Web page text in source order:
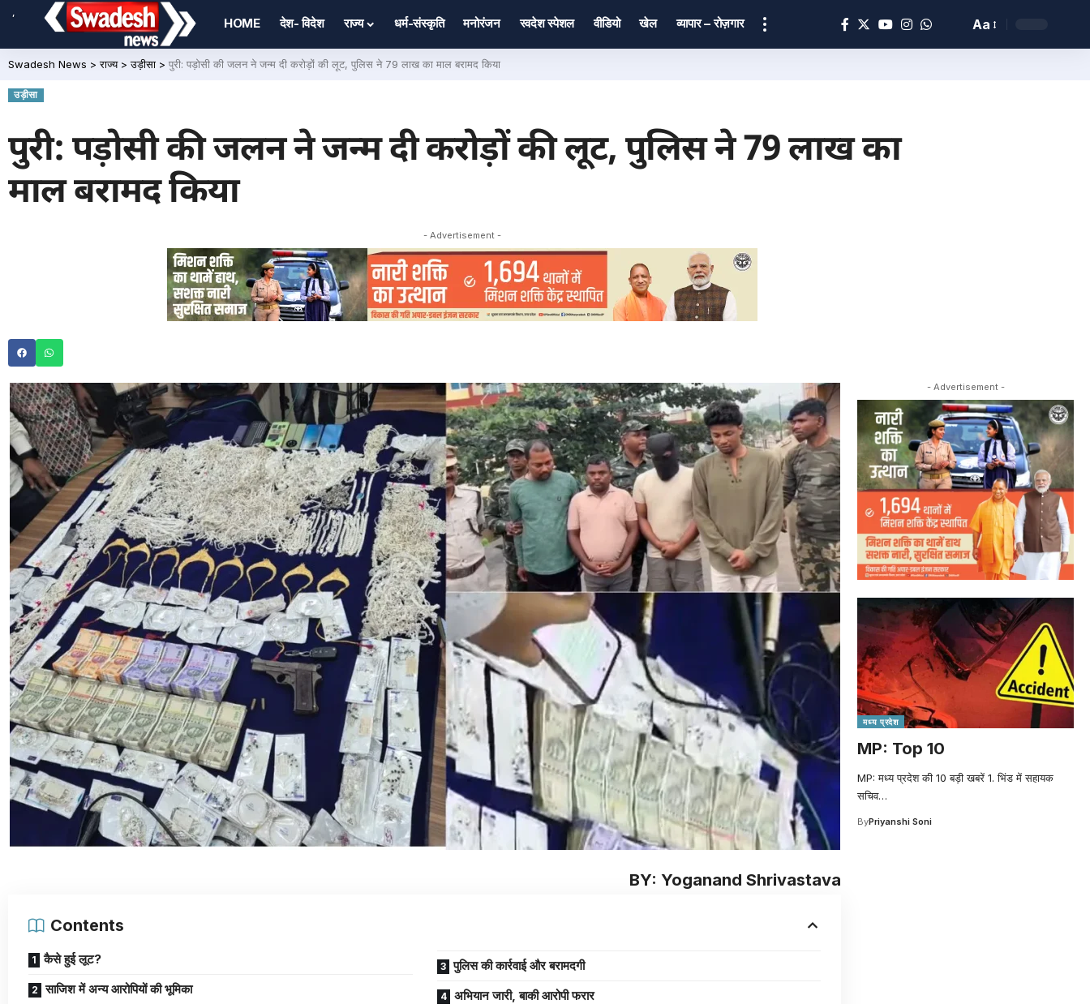
,
HOME देश- विदेश राज्य धर्म-संस्कृति मनोरंजन स्वदेश स्पेशल वीडियो खेल व्यापार – रोज़गार Aa
Swadesh News >राज्य>उड़ीसा > पुरी: पड़ोसी की जलन ने जन्म दी करोड़ों की लूट, पुलिस ने 79 लाख का माल बरामद किया
उड़ीसा
पुरी: पड़ोसी की जलन ने जन्म दी करोड़ों की लूट, पुलिस ने 79 लाख का
माल बरामद किया
- Advertisement -
BY: Yoganand Shrivastava
Contents
कैसे हुई लूट?
साजिश में अन्य आरोपियों की भूमिका
पुलिस की कार्रवाई और बरामदगी
अभियान जारी, बाकी आरोपी फरार
- Advertisement -
मध्य प्रदेश
MP: Top 10
MP: मध्य प्रदेश की 10 बड़ी खबरें 1. भिंड में सहायक
सचिव…
ByPriyanshi Soni